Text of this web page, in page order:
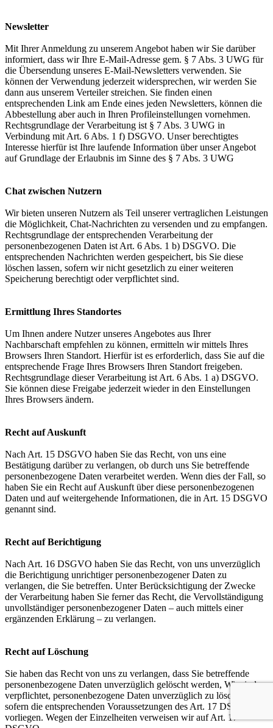
Newsletter
Mit Ihrer Anmeldung zu unserem Angebot haben wir Sie darüber
informiert, dass wir Ihre E-Mail-Adresse gem. § 7 Abs. 3 UWG für
die Übersendung unseres E-Mail-Newsletters verwenden. Sie
können der Verwendung jederzeit widersprechen, wir werden Sie
dann aus unserem Verteiler streichen. Sie finden einen
entsprechenden Link am Ende eines jeden Newsletters, können die
Abbestellung aber auch in Ihren Profileinstellungen vornehmen.
Rechtsgrundlage der Verarbeitung ist § 7 Abs. 3 UWG in
Verbindung mit Art. 6 Abs. 1 f) DSGVO. Unser berechtigtes
Interesse hierfür ist Ihre laufende Information über unser Angebot
auf Grundlage der Erlaubnis im Sinne des § 7 Abs. 3 UWG
Chat zwischen Nutzern
Wir bieten unseren Nutzern als Teil unserer vertraglichen Leistungen
die Möglichkeit, Chat-Nachrichten zu versenden und zu empfangen.
Rechtsgrundlage der entsprechenden Verarbeitung der
personenbezogenen Daten ist Art. 6 Abs. 1 b) DSGVO. Die
entsprechenden Nachrichten werden gespeichert, bis Sie diese
löschen lassen, sofern wir nicht gesetzlich zu einer weiteren
Speicherung berechtigt oder verpflichtet sind.
Ermittlung Ihres Standortes
Um Ihnen andere Nutzer unseres Angebotes aus Ihrer
Nachbarschaft empfehlen zu können, ermitteln wir mittels Ihres
Browsers Ihren Standort. Hierfür ist es erforderlich, dass Sie auf die
entsprechende Frage Ihres Browsers Ihren Standort freigeben.
Rechtsgrundlage dieser Verarbeitung ist Art. 6 Abs. 1 a) DSGVO.
Sie können diese Freigabe jederzeit wieder in den Einstellungen
Ihres Browsers ändern.
Recht auf Auskunft
Nach Art. 15 DSGVO haben Sie das Recht, von uns eine
Bestätigung darüber zu verlangen, ob durch uns Sie betreffende
personenbezogene Daten verarbeitet werden. Wenn dies der Fall, so
haben Sie ein Recht auf Auskunft über diese personenbezogenen
Daten und auf weitergehende Informationen, die in Art. 15 DSGVO
genannt sind.
Recht auf Berichtigung
Nach Art. 16 DSGVO haben Sie das Recht, von uns unverzüglich
die Berichtigung unrichtiger personenbezogener Daten zu
verlangen, die Sie betreffen. Unter Berücksichtigung der Zwecke
der Verarbeitung haben Sie ferner das Recht, die Vervollständigung
unvollständiger personenbezogener Daten – auch mittels einer
ergänzenden Erklärung – zu verlangen.
Recht auf Löschung
Sie haben das Recht von uns zu verlangen, dass Sie betreffende
personenbezogene Daten unverzüglich gelöscht werden, Wir sind
verpflichtet, personenbezogene Daten unverzüglich zu löschen,
sofern die entsprechenden Voraussetzungen des Art. 17 DSGVO
vorliegen. Wegen der Einzelheiten verweisen wir auf Art. 17